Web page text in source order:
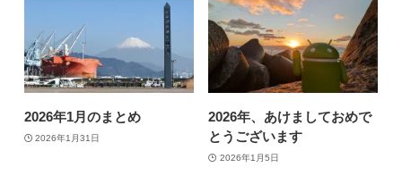
2026年1月のまとめ
2026年1月31日
2026年、あけましておめで
とうございます
2026年1月5日